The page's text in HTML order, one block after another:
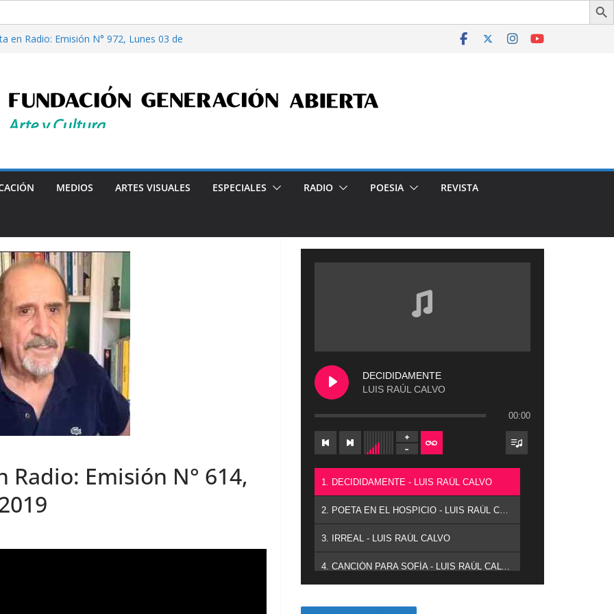
en Radio: Emisión N° 972, Lunes 03 de
Emisión N°175, Sábado 01 de Agosto de
en Radio: Emisión N° 971, Lunes 27 de
“Casi Cuentos”, de Alcira Orsini, por Luis
MEDIOS ARTES VISUALES ESPECIALES RADIO POESIA REVISTA
Emisión N° 614,
DECIDIDAMENTE
LUIS RAÚL CALVO
00:00
1. DECIDIDAMENTE - LUIS RAÚL CALVO
2. POETA EN EL HOSPICIO - LUIS RAÚL CALVO
3. IRREAL - LUIS RAÚL CALVO